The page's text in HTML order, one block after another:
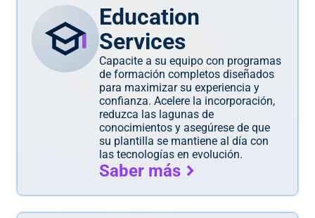
Education
Services
Capacite a su equipo con programas
de formación completos diseñados
para maximizar su experiencia y
confianza. Acelere la incorporación,
reduzca las lagunas de
conocimientos y asegúrese de que
su plantilla se mantiene al día con
las tecnologías en evolución.
Saber más